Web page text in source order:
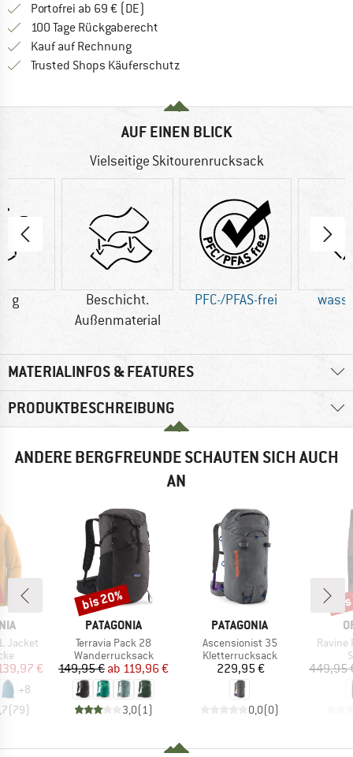
Portofrei ab 69 € (DE)
100 Tage Rückgaberecht
Kauf auf RechnungFinde die Zahlungs-Infos hier! Öffnet
Trusted Shops Käuferschutz
AUF EINEN BLICK
Vielseitige Skitourenrucksack
g
Beschicht.
Außenmaterial
PFC-/PFAS-frei
MATERIALINFOS & FEATURES
PRODUKTBESCHREIBUNG
ANDERE BERGFREUNDE SCHAUTEN SICH AUCH
AN
Jacket
Preis
€
+8
(79)
MARKE
PATAGONIA
Artikel
Terravia Pack 28
Produktgruppe
Wanderrucksack
Preis
149,95 € reduzierter Preis
ab 119,96 €
3,0(1 )
Rabatt
bis 20%
MARKE
PATAGONIA
Artikel
Ascensionist 35
Produktgruppe
Kletterrucksack
Preis
229,95 €
0,0(0)
Artikel
Ravine
449,95